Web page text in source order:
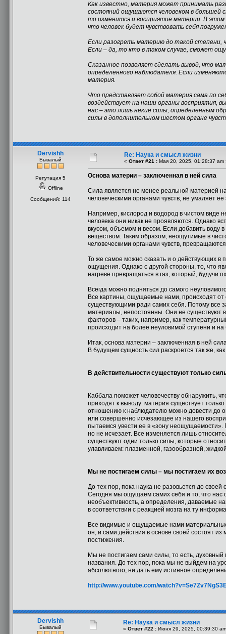
Как известно, материя может принимать
состояний ощущаются человеком в большей
то изменится и восприятие материи. В этом
что человек будет чувствовать себя
Если разогреть материю до такой степени,
Если – да, то кто в таком случае, сможет
Сказанное позволяет сделать вывод, что
определенного наблюдателя. Если
материя.
Что представляет собой материя сама по
воздействует на наши органы восприятия,
нас – это лишь некие силы, определенным
силы в дополнительном шестом органе
Dervishh
Бывалый
Репутация 5
Offline
Сообщений: 114
Re: Наука и смысл жизни
« Ответ #21 : Мая 20, 2025, 01:28:37 am
Основа материи – заключенная в ней сила
Сила является не менее реальной материей
человеческими органами чувств, не умаляет
Например, кислород и водород в чистом виде
человека они никак не проявляются. Однако
вкусом, объемом и весом. Если добавить воду
веществом. Таким образом, неощутимые в
человеческими органами чувств,
То же самое можно сказать и о действующих в
ощущения. Однако с другой стороны, то, что
нагреве превращаться в газ, который,
Всегда можно подняться до самого
Все картины, ощущаемые нами, происходят от
существующими ради самих себя. Потому все
материалы, непостоянны. Они не существуют
факторов – таких, например, как
происходит на более неуловимой ступени и
Итак, основа материи – заключенная в ней
В будущем сущность сил раскроется так же,
В действительности существуют только
Каббала поможет человечеству обнаружить,
приходят к выводу: материя существует
отношению к наблюдателю можно довести до
или совершенно исчезающее из нашего
пытаемся увести ее в «зону неощущаемости».
но не исчезает. Все изменяется лишь
существуют одни только силы, которые
улавливаем: плазменной, газообразной,
Мы не постигаем силы – мы постигаем их
До тех пор, пока наука не разовьется до
Сегодня мы ощущаем самих себя и то, что
необъективность, а определения, даваемые
в соответствии с реакцией мозга на ту
Все видимые и ощущаемые нами материальные
он, и сами действия в основе своей состоят
постижения.
Мы не постигаем сами силы, то есть,
названия. До тех пор, пока мы не выйдем на
абсолютного, ни дать ему истинное
http://www.youtube.com/
Dervishh
Бывалый
Re: Наука и смысл жизни
« Ответ #22 : Июня 29, 2025, 00:39:30